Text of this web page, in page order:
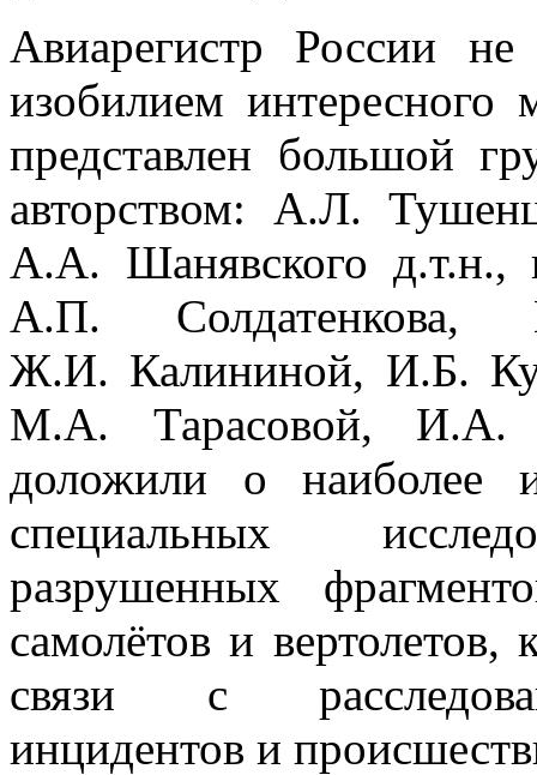
Авиарегистр России не
изобилием интересного
представлен большой
авторством: А.Л.
А.А. Шанявского
А.П. Солдатенкова,
Ж.И. Калининой, И.Б.
М.А. Тарасовой, И.А.
доложили о наиболее
специальных
разрушенных
самолётов и
связи с
инцидентов и